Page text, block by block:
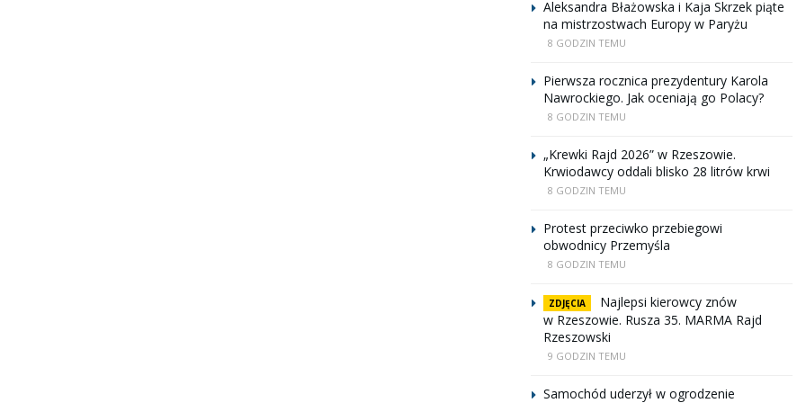
Aleksandra Błażowska i Kaja Skrzek piąte
na mistrzostwach Europy w Paryżu
8 GODZIN TEMU
Pierwsza rocznica prezydentury Karola
Nawrockiego. Jak oceniają go Polacy?
8 GODZIN TEMU
„Krewki Rajd 2026” w Rzeszowie.
Krwiodawcy oddali blisko 28 litrów krwi
8 GODZIN TEMU
Protest przeciwko przebiegowi
obwodnicy Przemyśla
8 GODZIN TEMU
ZDJĘCIA
Najlepsi kierowcy znów
w Rzeszowie. Rusza 35. MARMA Rajd
Rzeszowski
9 GODZIN TEMU
Samochód uderzył w ogrodzenie